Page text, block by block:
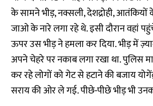
के सामने भीड़, नक्सली, देशद्रोही,
जाओ के नारे लगा रहे थे. इसी दौरान वहां
ऊपर उस भीड़ ने हमला कर दिया. भीड़ में
अपने चेहरे पर नकाब लगा रखा था. पुलिस
कर रहे लोगों को गेट से हटाने की बजाय
सराय की ओर ले गई. पीछे-पीछे भीड़ भी